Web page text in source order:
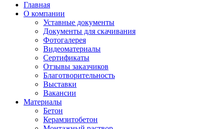
Главная
О компании
Уставные документы
Документы для скачивания
Фотогалерея
Видеоматериалы
Сертификаты
Отзывы заказчиков
Благотворительность
Выставки
Вакансии
Материалы
Бетон
Керамзитобетон